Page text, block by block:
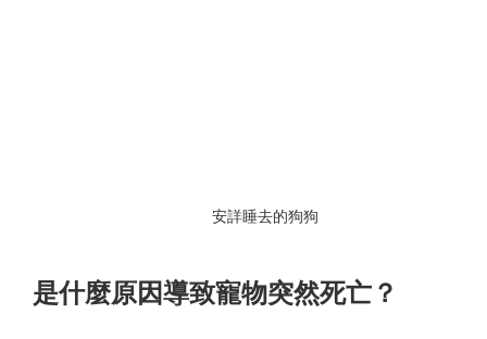
安詳睡去的狗狗
是什麼原因導致寵物突然死亡？